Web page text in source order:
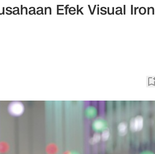
Efek Visual Iron